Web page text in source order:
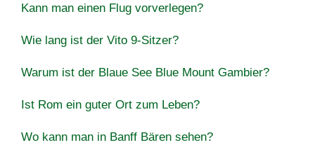
Kann man einen Flug vorverlegen?
Wie lang ist der Vito 9-Sitzer?
Warum ist der Blaue See Blue Mount Gambier?
Ist Rom ein guter Ort zum Leben?
Wo kann man in Banff Bären sehen?